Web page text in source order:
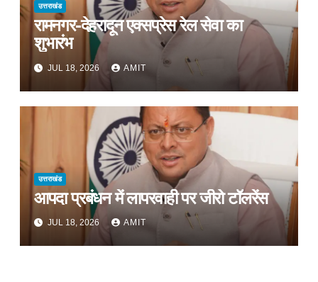
उत्तराखंड
रामनगर-देहरादून एक्सप्रेस रेल सेवा का
शुभारंभ
JUL 18, 2026 AMIT
उत्तराखंड
आपदा प्रबंधन में लापरवाही पर जीरो टॉलरेंस
JUL 18, 2026 AMIT